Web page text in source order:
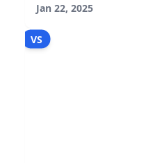
Nachteile hervorhebt.
Jan 22, 2025
VS